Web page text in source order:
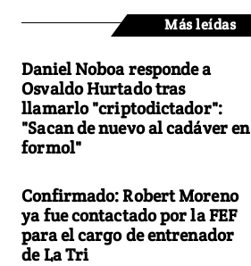
Más leídas
Daniel Noboa responde a
Osvaldo Hurtado tras
llamarlo "criptodictador":
"Sacan de nuevo al cadáver en
formol"
Confirmado: Robert Moreno
ya fue contactado por la FEF
para el cargo de entrenador
de La Tri